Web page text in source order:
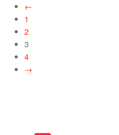
←
1
2
3
4
→